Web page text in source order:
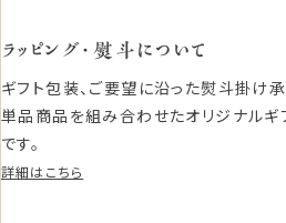
ラッピング・熨斗について
ギフト包装、ご要望に沿った熨斗掛け承
単品商品を組み合わせたオリジナルギ
です。
詳細はこちら